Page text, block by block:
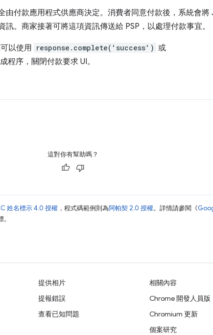
由付款應用程式供應商決定。消費者同意付款後，系統會將
。商家接著可將這項資訊傳送給 PSP，以處理付款事宜。
以使用 response.complete('success') 或
程序，關閉付款要求 UI。
這對你有幫助嗎？
姓名標示 4.0 授權 ，程式碼範例則為阿帕契 2.0 授權。詳情請參閱《
提供相片
提報錯誤
查看已知問題
相關內容
Chrome 開發人員版
Chromium 更新
個案研究